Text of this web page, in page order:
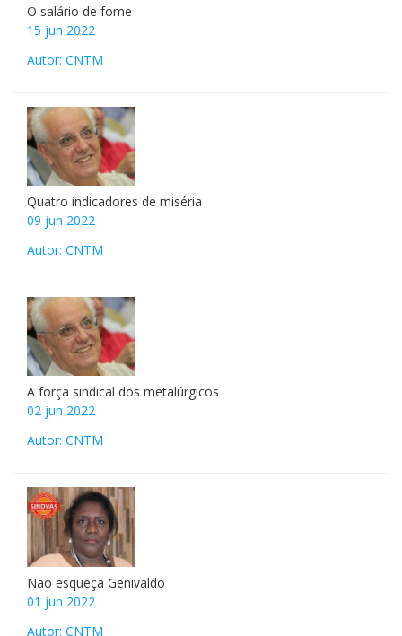
O salário de fome
15 jun 2022
Autor: CNTM
Quatro indicadores de miséria
09 jun 2022
Autor: CNTM
A força sindical dos metalúrgicos
02 jun 2022
Autor: CNTM
Não esqueça Genivaldo
01 jun 2022
Autor: CNTM